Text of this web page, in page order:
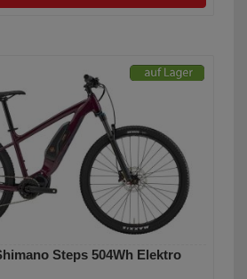
Steps 504Wh Elektro